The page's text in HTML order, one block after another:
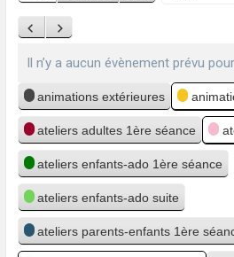
Précédent
Suivant
Il n’y a aucun évènement prévu
Catégories
animations extérieures
ateliers adultes 1ère séance
ateliers enfants-ado 1ère séance
ateliers enfants-ado suite
ateliers parents-enfants 1ère